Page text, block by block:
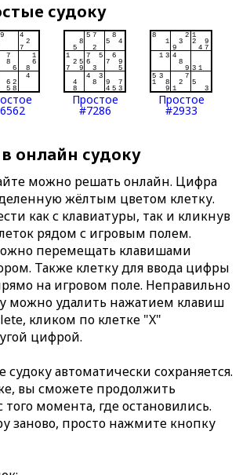
судоку
Простое
#7286
Простое
#2933
онлайн судоку
можно решать онлайн. Цифра
жёлтым цветом клетку.
как с клавиатуры, так и кликнув
рядом с игровым полем.
перемещать клавишами
Также клетку для ввода цифры
на игровом поле. Неправильно
можно удалить нажатием клавиш
кликом по клетке "X"
цифрой.
автоматически сохраняется.
вы сможете продолжить
момента, где остановились.
заново, просто нажмите кнопку